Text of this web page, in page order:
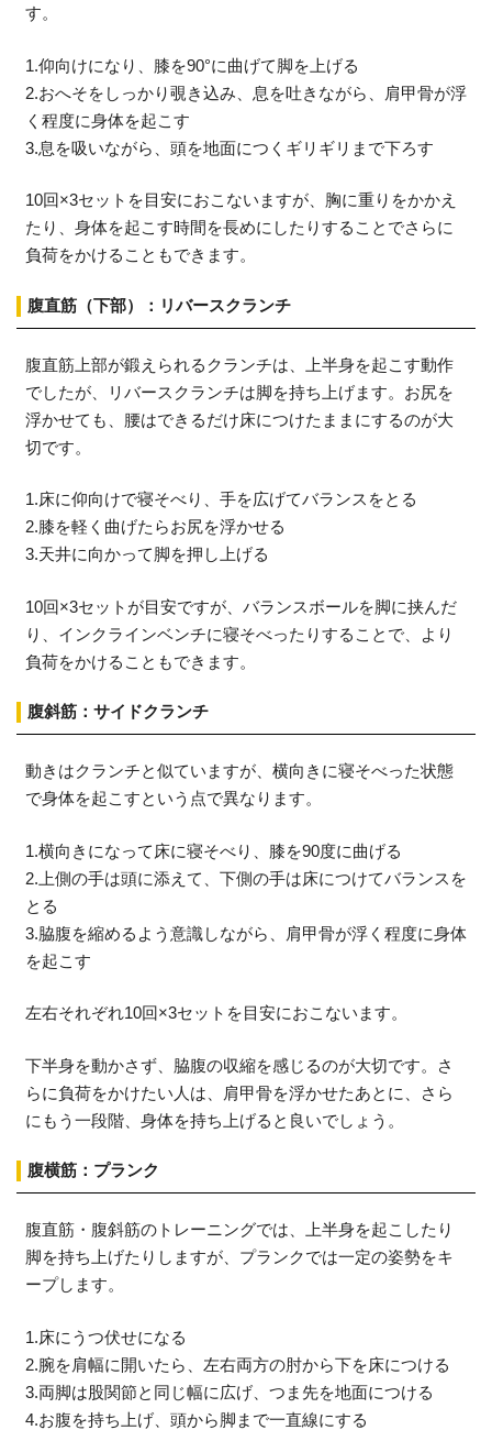
す。
1.仰向けになり、膝を90°に曲げて脚を上げる
2.おへそをしっかり覗き込み、息を吐きながら、肩甲骨が浮
く程度に身体を起こす
3.息を吸いながら、頭を地面につくギリギリまで下ろす
10回×3セットを目安におこないますが、胸に重りをかかえ
たり、身体を起こす時間を長めにしたりすることでさらに
負荷をかけることもできます。
腹直筋（下部）：リバースクランチ
腹直筋上部が鍛えられるクランチは、上半身を起こす動作
でしたが、リバースクランチは脚を持ち上げます。お尻を
浮かせても、腰はできるだけ床につけたままにするのが大
切です。
1.床に仰向けで寝そべり、手を広げてバランスをとる
2.膝を軽く曲げたらお尻を浮かせる
3.天井に向かって脚を押し上げる
10回×3セットが目安ですが、バランスボールを脚に挟んだ
り、インクラインベンチに寝そべったりすることで、より
負荷をかけることもできます。
腹斜筋：サイドクランチ
動きはクランチと似ていますが、横向きに寝そべった状態
で身体を起こすという点で異なります。
1.横向きになって床に寝そべり、膝を90度に曲げる
2.上側の手は頭に添えて、下側の手は床につけてバランスを
とる
3.脇腹を縮めるよう意識しながら、肩甲骨が浮く程度に身体
を起こす
左右それぞれ10回×3セットを目安におこないます。
下半身を動かさず、脇腹の収縮を感じるのが大切です。さ
らに負荷をかけたい人は、肩甲骨を浮かせたあとに、さら
にもう一段階、身体を持ち上げると良いでしょう。
腹横筋：プランク
腹直筋・腹斜筋のトレーニングでは、上半身を起こしたり
脚を持ち上げたりしますが、プランクでは一定の姿勢をキ
ープします。
1.床にうつ伏せになる
2.腕を肩幅に開いたら、左右両方の肘から下を床につける
3.両脚は股関節と同じ幅に広げ、つま先を地面につける
4.お腹を持ち上げ、頭から脚まで一直線にする